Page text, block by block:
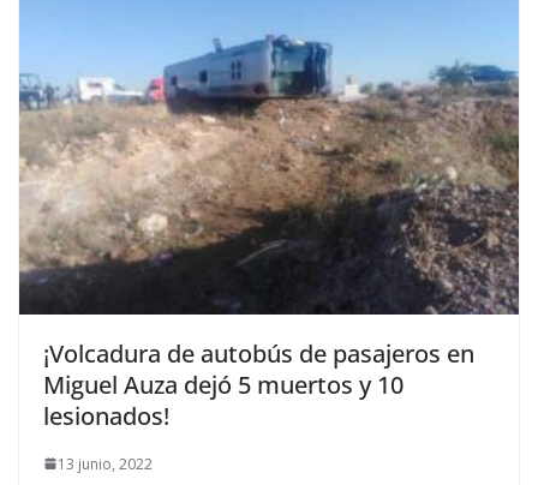
¡Volcadura de autobús de pasajeros en
Miguel Auza dejó 5 muertos y 10
lesionados!
13 junio, 2022